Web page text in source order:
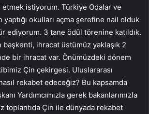
istiyorum. Türkiye Odalar ve
yaptığı okulları açma şerefine nail olduk
ediyorum. 3 tane ödül törenine katıldık.
başkenti, ihracat üstümüz yaklaşık 2
bir ihracat var. Önümüzdeki dönem
Çin çekirgesi. Uluslararası
rekabet edeceğiz? Bu kapsamda
Yardımcımızla gerek bakanlarımızla
toplantıda Çin ile dünyada rekabet